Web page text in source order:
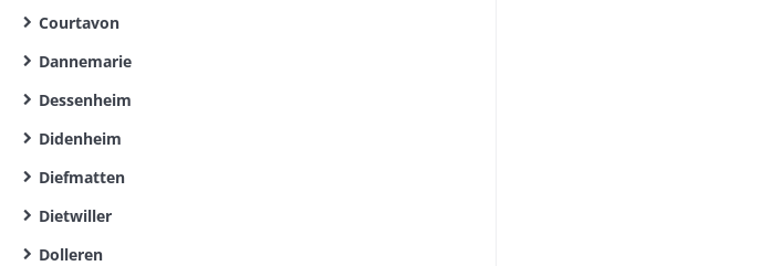
Courtavon
Dannemarie
Dessenheim
Didenheim
Diefmatten
Dietwiller
Dolleren